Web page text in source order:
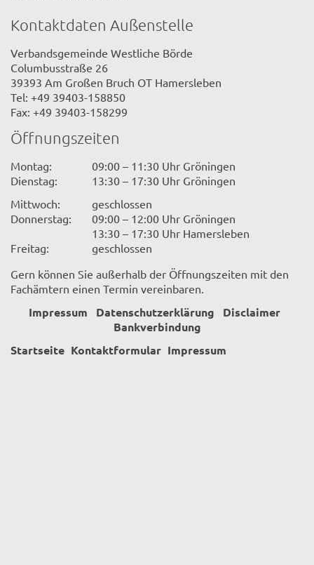
Kontaktdaten Außenstelle
Verbandsgemeinde Westliche Börde
Columbusstraße 26
39393 Am Großen Bruch OT Hamersleben
Tel: +49 39403-158850
Fax: +49 39403-158299
Öffnungszeiten
Montag:
09:00 – 11:30 Uhr Gröningen
Dienstag:
13:30 – 17:30 Uhr Gröningen
Mittwoch:
geschlossen
Donnerstag:
09:00 – 12:00 Uhr Gröningen
13:30 – 17:30 Uhr Hamersleben
Freitag:
geschlossen
Gern können Sie außerhalb der Öffnungszeiten mit den
Fachämtern einen Termin vereinbaren.
Impressum Datenschutzerklärung
Disclaimer
Bankverbindung
Startseite Kontaktformular Impressum